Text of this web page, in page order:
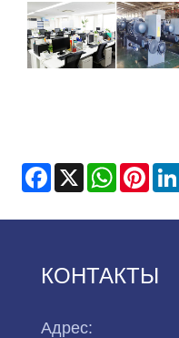
Facebook
X
КОНТАКТЫ
Адрес: